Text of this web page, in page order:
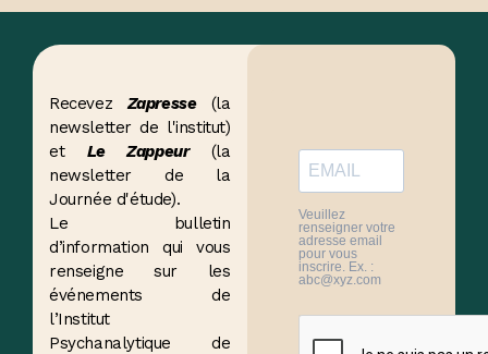
RecevezZapresse(la
newsletter de l'institut)
et Le Zappeur(la
newsletter de la
Journée d'étude).
Le bulletin
d’information qui vous
renseigne sur les
événements de
l’Institut
Psychanalytique de
Veuillez
renseigner votre
adresse email
pour vous
inscrire. Ex. :
abc@xyz.com